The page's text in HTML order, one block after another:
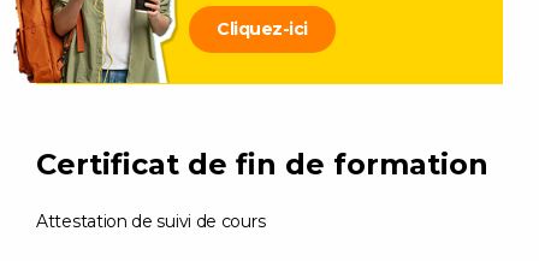
Cliquez-ici
Certificat de fin de formation
Attestation de suivi de cours